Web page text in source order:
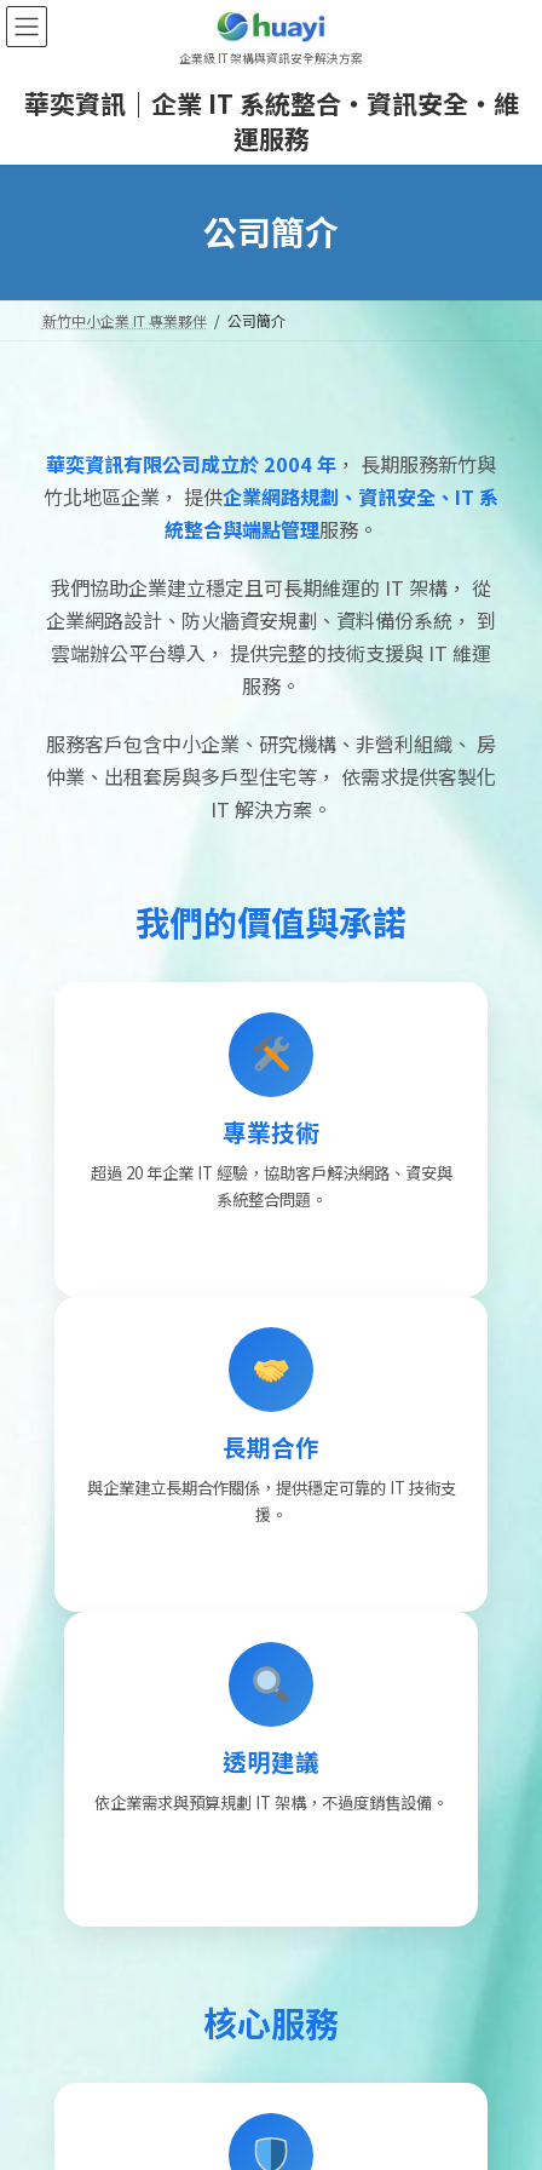
Skip
to
content
Skip
to
Navigation
企業級 IT 架構與資訊安全解決方案
華奕資訊｜企業 IT 系統整合・資訊安全・維
運服務
公司簡介
新竹中小企業 IT 專業夥伴 公司簡介
華奕資訊有限公司成立於 2004 年 ， 長期服務新竹與
竹北地區企業， 提供企業網路規劃、資訊安全、IT 系
統整合與端點管理服務。
我們協助企業建立穩定且可長期維運的 IT 架構， 從
企業網路設計、防火牆資安規劃、資料備份系統， 到
雲端辦公平台導入， 提供完整的技術支援與 IT 維運
服務。
服務客戶包含中小企業、研究機構、非營利組織、 房
仲業、出租套房與多戶型住宅等， 依需求提供客製化
IT 解決方案。
我們的價值與承諾
專業技術
超過 20 年企業 IT 經驗，協助客戶解決網路、資安與
系統整合問題。
長期合作
與企業建立長期合作關係，提供穩定可靠的 IT 技術支
援。
透明建議
依企業需求與預算規劃 IT 架構，不過度銷售設備。
核心服務